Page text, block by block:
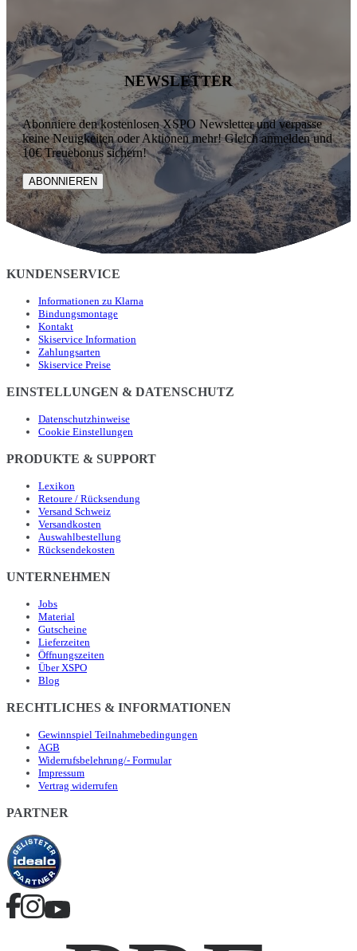
NEWSLETTER
Abonniere den kostenlosen XSPO Newsletter und verpasse
keine Neuigkeiten oder Aktionen mehr! Gleich anmelden und
10€ Treuebonus sichern!
ABONNIEREN
KUNDENSERVICE
Informationen zu Klarna
Bindungsmontage
Kontakt
Skiservice Information
Zahlungsarten
Skiservice Preise
EINSTELLUNGEN & DATENSCHUTZ
Datenschutzhinweise
Cookie Einstellungen
PRODUKTE & SUPPORT
Lexikon
Retoure / Rücksendung
Versand Schweiz
Versandkosten
Auswahlbestellung
Rücksendekosten
UNTERNEHMEN
Jobs
Material
Gutscheine
Lieferzeiten
Öffnungszeiten
Über XSPO
Blog
RECHTLICHES & INFORMATIONEN
Gewinnspiel Teilnahmebedingungen
AGB
Widerrufsbelehrung/- Formular
Impressum
Vertrag widerrufen
PARTNER